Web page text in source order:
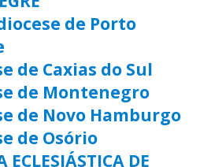
de Porto
de Caxias do Sul
de Montenegro
de Novo Hamburgo
de Osório
ECLESIÁSTICA DE